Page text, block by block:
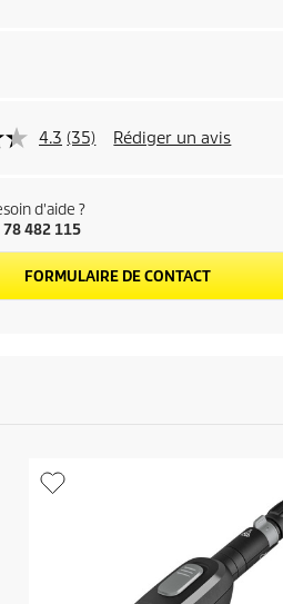
4.3 (35) Rédiger un avis
d'aide ?
482 115
FORMULAIRE DE CONTACT